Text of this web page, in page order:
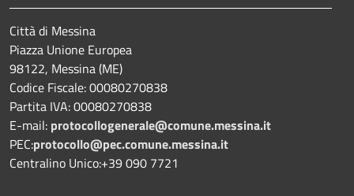
Città di Messina
Piazza Unione Europea
98122, Messina (ME)
Codice Fiscale: 00080270838
Partita IVA: 00080270838
E-mail: protocollogenerale@comune.messina.it
PEC:protocollo@pec.comune.messina.it
Centralino Unico:+39 090 7721